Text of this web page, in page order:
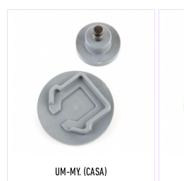
UM-MY. (CASA)